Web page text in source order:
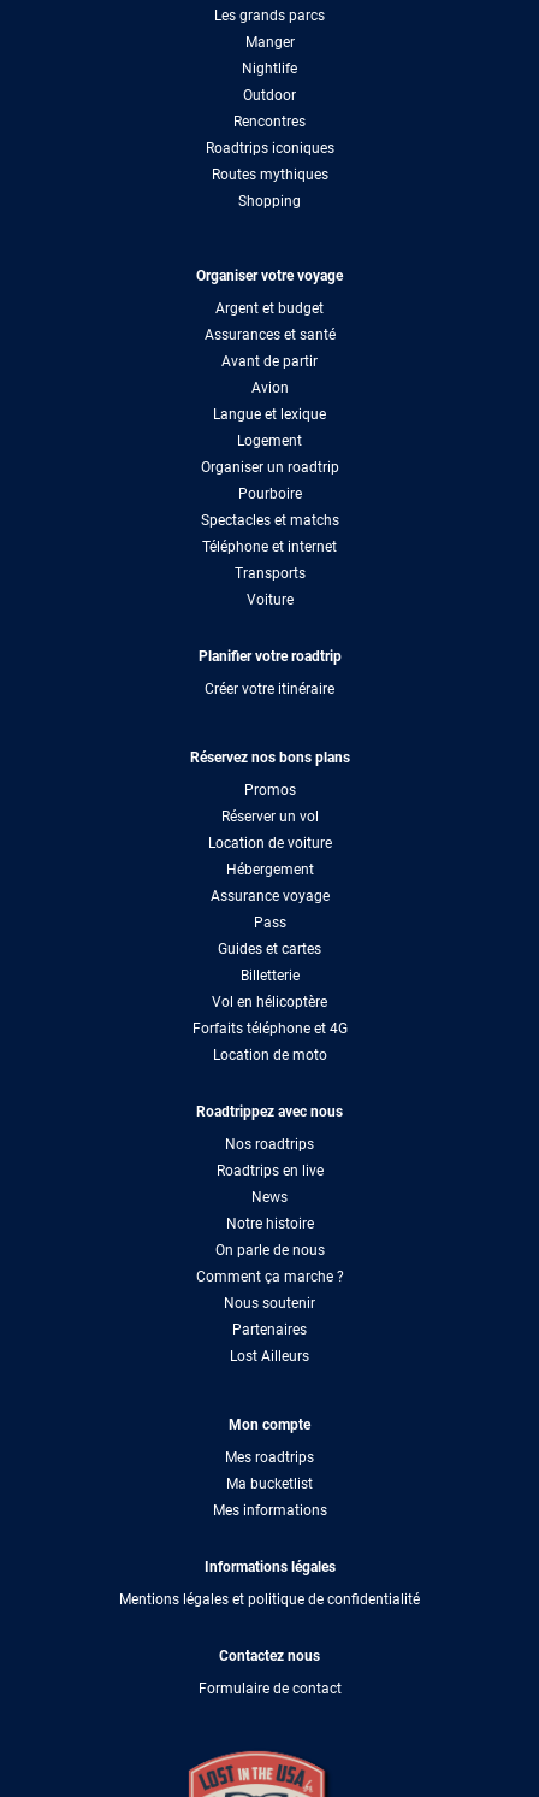
Les grands parcs
Manger
Nightlife
Outdoor
Rencontres
Roadtrips iconiques
Routes mythiques
Shopping
Organiser votre voyage
Argent et budget
Assurances et santé
Avant de partir
Avion
Langue et lexique
Logement
Organiser un roadtrip
Pourboire
Spectacles et matchs
Téléphone et internet
Transports
Voiture
Planifier votre roadtrip
Créer votre itinéraire
Réservez nos bons plans
Promos
Réserver un vol
Location de voiture
Hébergement
Assurance voyage
Pass
Guides et cartes
Billetterie
Vol en hélicoptère
Forfaits téléphone et 4G
Location de moto
Roadtrippez avec nous
Nos roadtrips
Roadtrips en live
News
Notre histoire
On parle de nous
Comment ça marche ?
Nous soutenir
Partenaires
Lost Ailleurs
Mon compte
Mes roadtrips
Ma bucketlist
Mes informations
Informations légales
Mentions légales et politique de confidentialité
Contactez nous
Formulaire de contact